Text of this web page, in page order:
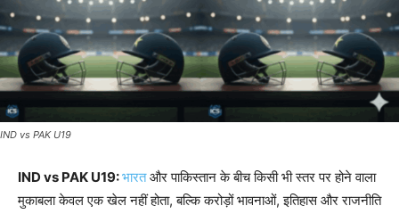
IND vs PAK U19
IND vs PAK U19:भारतऔर पाकिस्तान के बीच किसी भी स्तर पर होने वाला
मुकाबला केवल एक खेल नहीं होता, बल्कि करोड़ों भावनाओं, इतिहास और राजनीति